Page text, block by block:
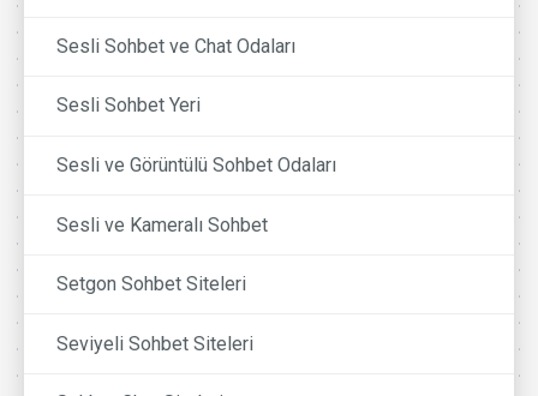
Sesli Sohbet ve Chat Odaları
Sesli Sohbet Yeri
Sesli ve Görüntülü Sohbet Odaları
Sesli ve Kameralı Sohbet
Setgon Sohbet Siteleri
Seviyeli Sohbet Siteleri